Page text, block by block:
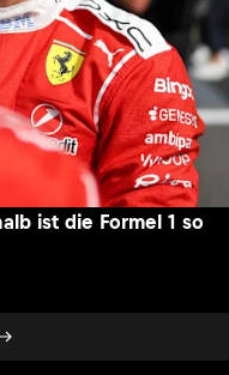
ist die Formel 1 so